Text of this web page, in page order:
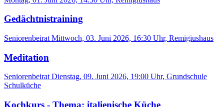
Gedächtnistraining
Seniorenbeirat Mittwoch, 03. Juni 2026, 16:30 Uhr, Remigiushaus
Meditation
Seniorenbeirat Dienstag, 09. Juni 2026, 19:00 Uhr, Grundschule
Schulküche
Kochkurs - Thema: italienische Küche